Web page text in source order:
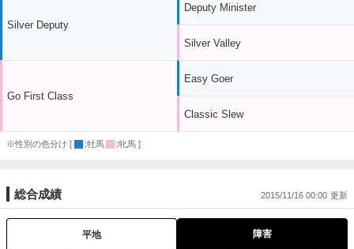
Silver Deputy
Go First Class
Deputy Minister
Silver Valley
Easy Goer
Classic Slew
※性別の色分け [ :牡馬 :牝馬 ]
総合成績 2015/11/16 00:00
平地 障害